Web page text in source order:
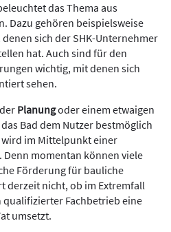
das Thema aus
Dazu gehören beispielsweise
denen sich der SHK-Unternehmer
hat. Auch sind für den
wichtig, mit denen sich
sehen.
Planungoder einem etwaigen
Bad dem Nutzer bestmöglich
wird im Mittelpunkt einer
momentan können viele
Förderung für bauliche
derzeit nicht, ob im Extremfall
Fachbetrieb eine
umsetzt.